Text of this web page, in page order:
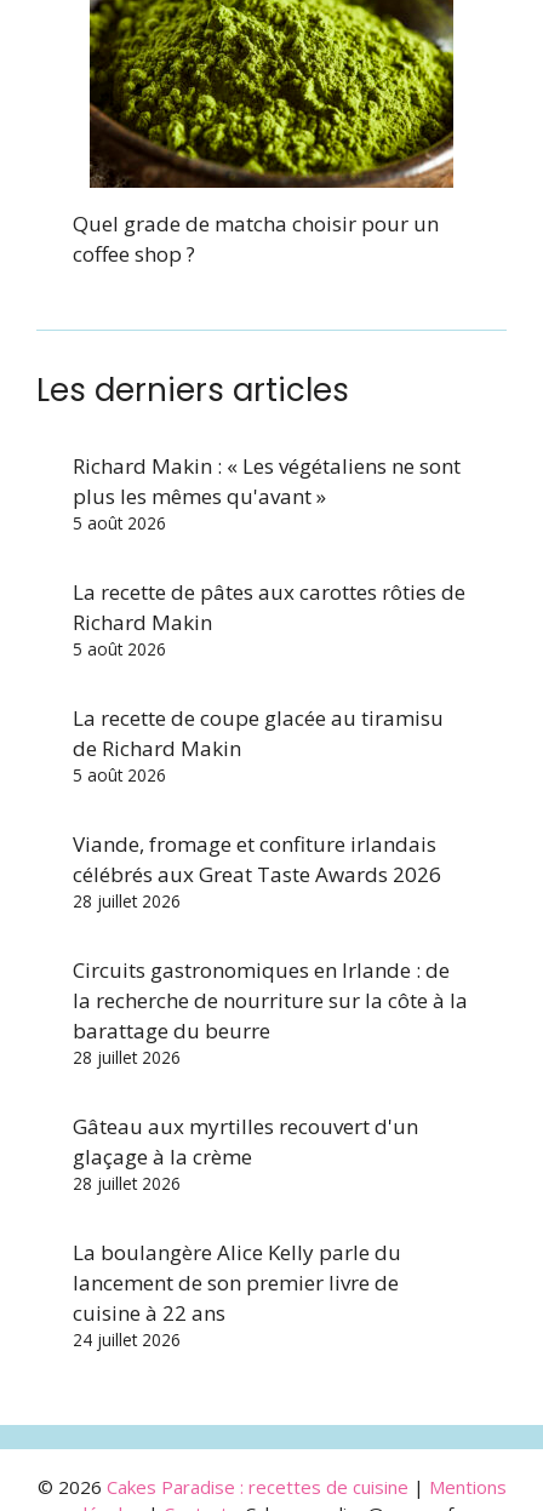
Quel grade de matcha choisir pour un
coffee shop ?
Les derniers articles
Richard Makin : « Les végétaliens ne sont
plus les mêmes qu'avant »
5 août 2026
La recette de pâtes aux carottes rôties de
Richard Makin
5 août 2026
La recette de coupe glacée au tiramisu
de Richard Makin
5 août 2026
Viande, fromage et confiture irlandais
célébrés aux Great Taste Awards 2026
28 juillet 2026
Circuits gastronomiques en Irlande : de
la recherche de nourriture sur la côte à la
barattage du beurre
28 juillet 2026
Gâteau aux myrtilles recouvert d'un
glaçage à la crème
28 juillet 2026
La boulangère Alice Kelly parle du
lancement de son premier livre de
cuisine à 22 ans
24 juillet 2026
© 2026 Cakes Paradise : recettes de cuisine | Mentions